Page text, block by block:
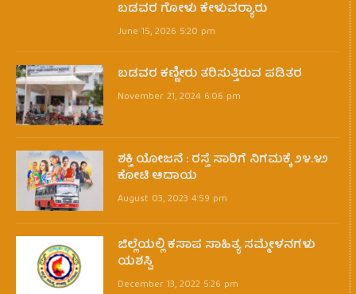
ಬಡವರ ಗೋಳು ಕೇಳುವರ‍್ಯಾರು
June 15, 2026 5:20 pm
ಬಡವರ ಕಣ್ಣೀರು ತರಿಸುತ್ತಿರುವ ಪಡಿತರ
November 21, 2024 6:06 pm
ಶಕ್ತಿ ಯೋಜನೆ : ರಸ್ತೆ ಸಾರಿಗೆ ನಿಗಮಕ್ಕೆ ೨೪.೪೨
ಕೋಟಿ ಆದಾಯ
August 03, 2023 4:59 pm
ಜಿಲ್ಲೆಯಲ್ಲಿ ಕಸಾಪ ಸಾಹಿತ್ಯ ಸಮ್ಮೇಳನಗಳು
ಯಶಸ್ವಿ
December 13, 2022 5:26 pm